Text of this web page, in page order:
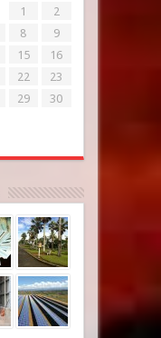
1
2
8
9
15
16
22
23
29
30